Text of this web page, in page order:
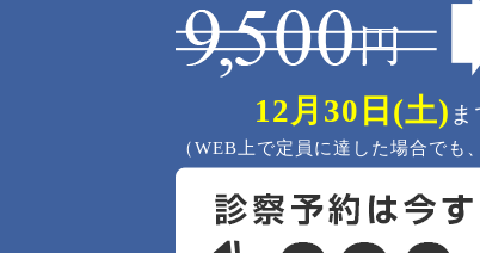
12月30日(土)
（WEB上で定員に達した場合でも